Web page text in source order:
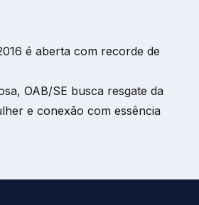
é aberta com recorde de
OAB/SE busca resgate da
e conexão com essência